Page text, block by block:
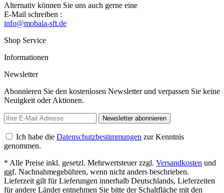
Alternativ können Sie uns auch gerne eine
E-Mail schreiben :
info@mobala-sft.de
Shop Service
Informationen
Newsletter
Abonnieren Sie den kostenlosen Newsletter und verpassen Sie keine
Neuigkeit oder Aktionen.
Newsletter abonnieren
Ich habe die Datenschutzbestimmungen zur Kenntnis
genommen.
* Alle Preise inkl. gesetzl. Mehrwertsteuer zzgl. Versandkosten und
ggf. Nachnahmegebühren, wenn nicht anders beschrieben.
Lieferzeit gilt für Lieferungen innerhalb Deutschlands, Lieferzeiten
für andere Länder entnehmen Sie bitte der Schaltfläche mit den